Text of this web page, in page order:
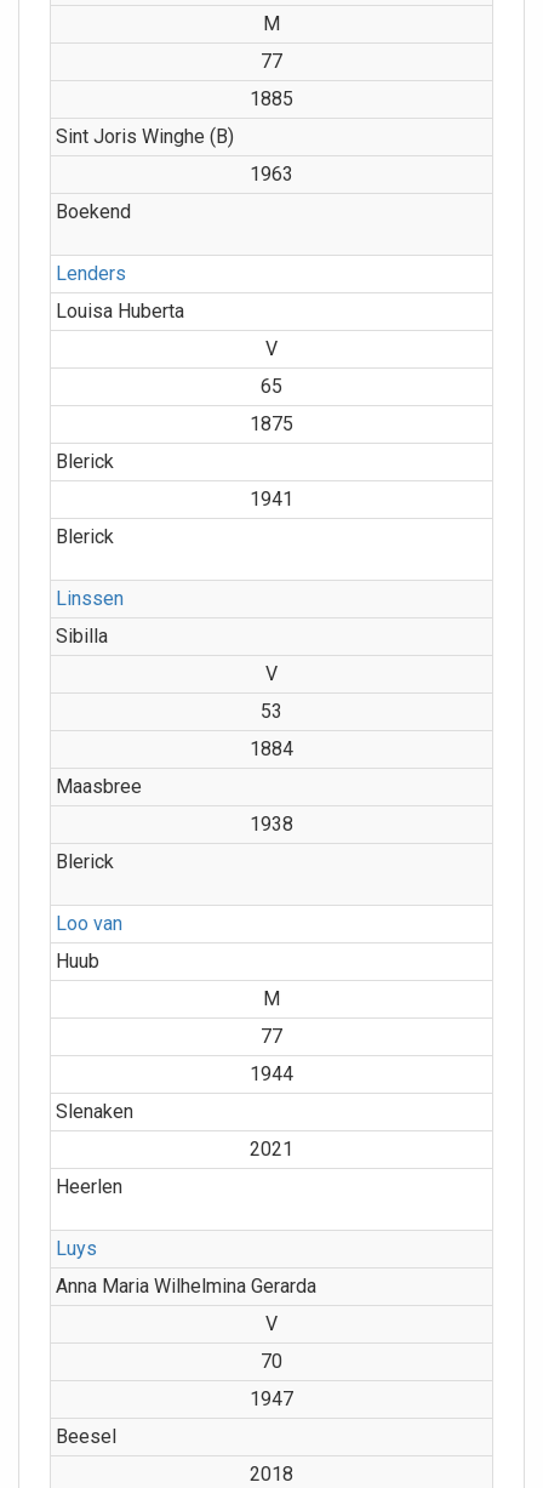
M
77
1885
Sint Joris Winghe (B)
1963
Boekend
Lenders
Louisa Huberta
V
65
1875
Blerick
1941
Blerick
Linssen
Sibilla
V
53
1884
Maasbree
1938
Blerick
Loo van
Huub
M
77
1944
Slenaken
2021
Heerlen
Luys
Anna Maria Wilhelmina Gerarda
V
70
1947
Beesel
2018